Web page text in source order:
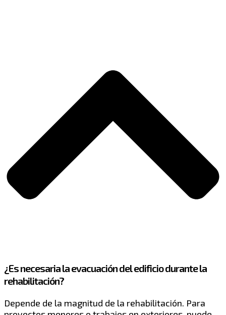
¿Es necesaria la evacuación del edificio durante la
rehabilitación?
Depende de la magnitud de la rehabilitación. Para